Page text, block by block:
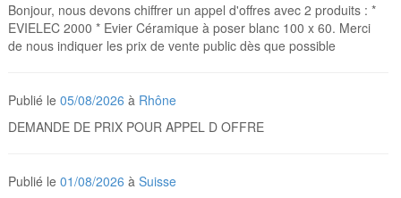
Bonjour, nous devons chiffrer un appel d'offres avec 2 produits : *
EVIELEC 2000 * Evier Céramique à poser blanc 100 x 60. Merci
de nous indiquer les prix de vente public dès que possible
Publié le05/08/2026 à Rhône
DEMANDE DE PRIX POUR APPEL D OFFRE
Publié le01/08/2026 àSuisse